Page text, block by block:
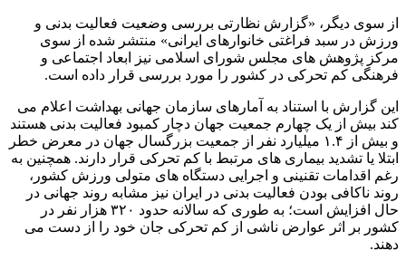
از سوی دیگر، «گزارش نظارتی بررسی وضعیت فعالیت بدنی و
ورزش در سبد فراغتی خانوارهای ایرانی» منتشر شده از سوی
مرکز پژوهش های مجلس شورای اسلامی نیز ابعاد اجتماعی و
فرهنگی کم تحرکی در کشور را مورد بررسی قرار داده است.
این گزارش با استناد به آمارهای سازمان جهانی بهداشت اعلام می
کند بیش از یک چهارم جمعیت جهان دچار کمبود فعالیت بدنی هستند
و بیش از ۱.۴ میلیارد نفر از جمعیت بزرگسال جهان در معرض خطر
ابتلا یا تشدید بیماری های مرتبط با کم تحرکی قرار دارند. همچنین به
رغم اقدامات تقنینی و اجرایی دستگاه های متولی ورزش کشور،
روند ناکافی بودن فعالیت بدنی در ایران نیز مشابه روند جهانی در
حال افزایش است؛ به طوری که سالانه حدود ۳۲۰ هزار نفر در
کشور بر اثر عوارض ناشی از کم تحرکی جان خود را از دست می
دهند.